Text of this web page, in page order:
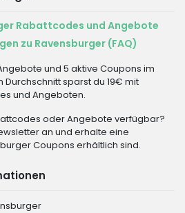
Rabattcodes und Angebote
zu Ravensburger (FAQ)
und 5 aktive Coupons im
Durchschnitt sparst du 19€ mit
und Angeboten.
oder Angebote verfügbar?
an und erhalte eine
Coupons erhältlich sind.